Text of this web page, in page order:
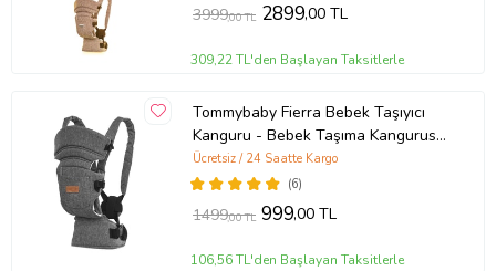
3999,00 TL 2899,00 TL
309,22 TL'den Başlayan Taksitlerle
Tommybaby Fierra Bebek Taşıyıcı
Kanguru - Bebek Taşıma Kangurusu
(Füme)
(6)
Ücretsiz / 24 Saatte Kargo
1499,00 TL 999,00 TL
106,56 TL'den Başlayan Taksitlerle